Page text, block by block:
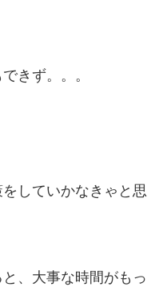
きず。。。
していかなきゃと思
、大事な時間がもっ